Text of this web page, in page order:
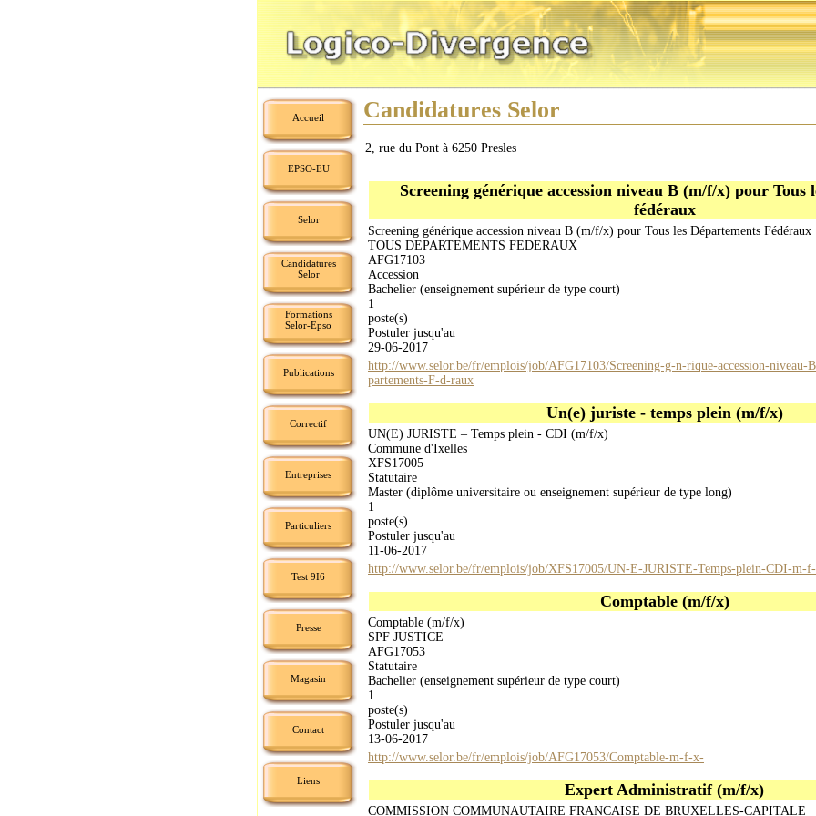
Accueil
EPSO-EU
Selor
Candidatures
Selor
Formations
Selor-Epso
Publications
Correctif
Entreprises
Particuliers
Test 9I6
Presse
Magasin
Contact
Liens
Candidatures Selor
2, rue du Pont à 6250 Presles
Screening générique accession niveau B (m/f/x) pour Tous
fédéraux
Screening générique accession niveau B (m/f/x) pour Tous les Départements Fédéraux
TOUS DEPARTEMENTS FEDERAUX
AFG17103
Accession
Bachelier (enseignement supérieur de type court)
1
poste(s)
Postuler jusqu'au
29-06-2017
http://www.selor.be/fr/emplois/job/AFG17103/Screening-g-n-rique-accession-
partements-F-d-raux
Un(e) juriste - temps plein (m/f/x)
UN(E) JURISTE – Temps plein - CDI (m/f/x)
Commune d'Ixelles
XFS17005
Statutaire
Master (diplôme universitaire ou enseignement supérieur de type long)
1
poste(s)
Postuler jusqu'au
11-06-2017
http://www.selor.be/fr/emplois/job/XFS17005/UN-E-JURISTE-Temps-plein-CDI-m-
Comptable (m/f/x)
Comptable (m/f/x)
SPF JUSTICE
AFG17053
Statutaire
Bachelier (enseignement supérieur de type court)
1
poste(s)
Postuler jusqu'au
13-06-2017
http://www.selor.be/fr/emplois/job/AFG17053/Comptable-m-f-x-
Expert Administratif (m/f/x)
COMMISSION COMMUNAUTAIRE FRANCAISE DE BRUXELLES-CAPITALE